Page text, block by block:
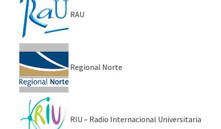
RAU
Regional Norte
RIU – Radio Internacional Universitaria